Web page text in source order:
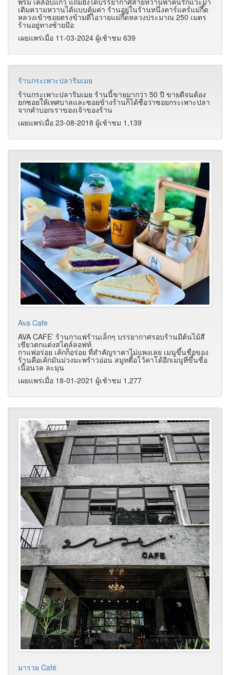
เติมความหวานได้แบบคุ้มค่า ร้านอยู่ในร้านหนึ่งคาร์แคร์แม่กึ๊ด
หลวงเข้าซอยตรงข้ามดีไอวายแม่กึ๊ดหลวงประมาณ 250 เมตร
ร้านอยู่ทางซ้ายมือ
เผยแพร่เมื่อ 11-03-2024 ผู้เช้าชม 639
ร้านกระเพาะปลาริมเมย
ร้านกระเพาะปลาริมเมย ร้านนี้ขายมากว่า 50 ปี ขายดีจนต้อง
ยกซอยให้เทศบาลและซอยข้างร้านก็ได้ชื่อว่าซอยกระเพาะปลา
จากคำบอกเราของเจ้าของร้าน
เผยแพร่เมื่อ 23-08-2018 ผู้เช้าชม 1,139
Ava Cafe
AVA CAFE’ ร้านกาแฟร้านเล็กๆ บรรยากาศรอบร้านมีต้นไม้สี
เขียวตกแต่งสไตล์ลอฟท์
กาแฟอร่อย เค้กก็อร่อย ที่สำคัญราคาไม่แพงเลย เมนูขึ้นชื่อของ
ร้านคือเค้กมันม่วงมะพร้าวอ่อน สมูทตี้อโว้คาโด้อีกเมนูที่ขึ้นชื่อ
เนื้อนวล ละมุน
เผยแพร่เมื่อ 18-01-2021 ผู้เช้าชม 1,277
มารวย Café